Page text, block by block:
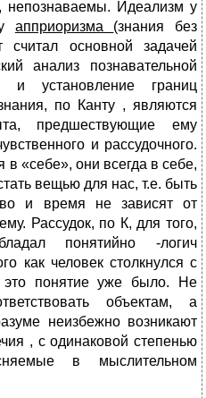
непознаваемы. Идеализм у
апприоризма (знания без
основной задачей
анализ познавательной
и установление границ
по Канту , являются
предшествующие ему
и рассудочного.
«себе», они всегда в себе,
вещью для нас, т.е. быть
и время не зависят от
Рассудок, по К, для того,
понятийно -логич
как человек столкнулся с
это понятие уже было. Не
объектам, а
неизбежно возникают
, с одинаковой степенью
в мыслительном